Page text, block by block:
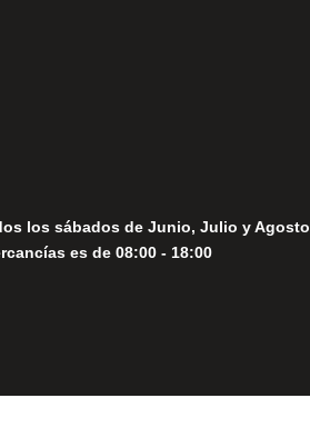
los sábados de Junio, Julio y Agosto
es de 08:00 - 18:00